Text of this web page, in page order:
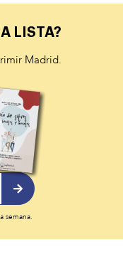
LISTA?
Madrid.
semana.